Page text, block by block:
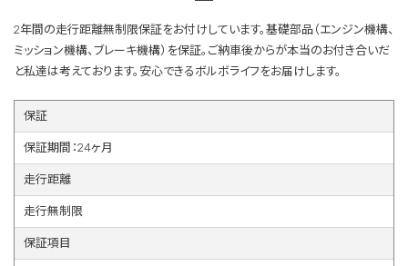
2年間の走行距離無制限保証をお付けしています。基礎部品（エンジン機構、
ミッション機構、ブレーキ機構）を保証。ご納車後からが本当のお付き合いだ
と私達は考えております。安心できるボルボライフをお届けします。
保証
保証期間：24ヶ月
走行距離
走行無制限
保証項目